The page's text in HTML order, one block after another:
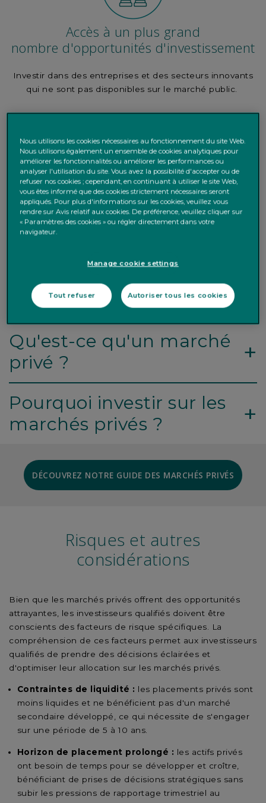
Accès à un plus grand
nombre d'opportunités d'investissement
Investir dans des entreprises et des secteurs innovants
qui ne sont pas disponibles sur le marché public.
Meilleure diversification du portefeuille
L'ajout d'investissements sur les marchés privés peut
ce qui les rend moins efficaces pour la diversification.
Qu'est-ce qu'un marché
privé ?
+
Pourquoi investir sur les
marchés privés ?
+
DÉCOUVREZ NOTRE GUIDE DES MARCHÉS PRIVÉS
Risques et autres
considérations
Bien que les marchés privés offrent des opportunités
attrayantes, les investisseurs qualifiés doivent être
conscients des facteurs de risque spécifiques. La
compréhension de ces facteurs permet aux investisseurs
qualifiés de prendre des décisions éclairées et
d'optimiser leur allocation sur les marchés privés.
Contraintes de liquidité : les placements privés sont
moins liquides et ne bénéficient pas d'un marché
secondaire développé, ce qui nécessite de s'engager
sur une période de 5 à 10 ans.
Horizon de placement prolongé : les actifs privés
ont besoin de temps pour se développer et croître,
bénéficiant de prises de décisions stratégiques sans
subir les pressions de rapportage trimestriel au
Nous utilisons les cookies nécessaires au fonctionnement du site Web.
Nous utilisons également un ensemble de cookies analytiques pour
améliorer les fonctionnalités ou améliorer les performances ou
analyser l'utilisation du site. Vous avez la possibilité d'accepter ou de
refuser nos cookies ; cependant, en continuant à utiliser le site Web,
vous êtes informé que des cookies strictement nécessaires seront
appliqués. Pour plus d'informations sur les cookies, veuillez vous
rendre sur Avis relatif aux cookies. De préférence, veuillez cliquer sur
« Paramètres des cookies » ou régler directement dans votre
navigateur.
Manage cookie settings
Tout refuser Autoriser tous les cookies